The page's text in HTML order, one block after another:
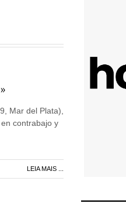
Mar del Plata),
contrabajo y
LEIA MAIS ...